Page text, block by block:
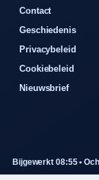
Contact
Geschiedenis
Privacybeleid
Cookiebeleid
Nieuwsbrief
Bijgewerkt 08:55 •